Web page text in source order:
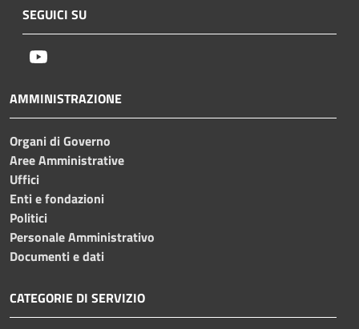
SEGUICI SU
AMMINISTRAZIONE
Organi di Governo
Aree Amministrative
Uffici
Enti e fondazioni
Politici
Personale Amministrativo
Documenti e dati
CATEGORIE DI SERVIZIO